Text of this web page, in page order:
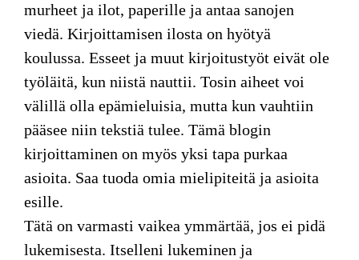
murheet ja ilot, paperille ja antaa sanojen
viedä. Kirjoittamisen ilosta on hyötyä
koulussa. Esseet ja muut kirjoitustyöt eivät ole
työläitä, kun niistä nauttii. Tosin aiheet voi
välillä olla epämieluisia, mutta kun vauhtiin
pääsee niin tekstiä tulee. Tämä blogin
kirjoittaminen on myös yksi tapa purkaa
asioita. Saa tuoda omia mielipiteitä ja asioita
esille.
Tätä on varmasti vaikea ymmärtää, jos ei pidä
lukemisesta. Itselleni lukeminen ja